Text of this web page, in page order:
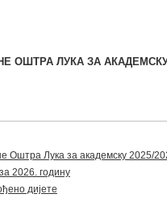
ОШТРА ЛУКА ЗА АКАДЕМСКУ
Лука за академску 2025/
2026. годину
дијете